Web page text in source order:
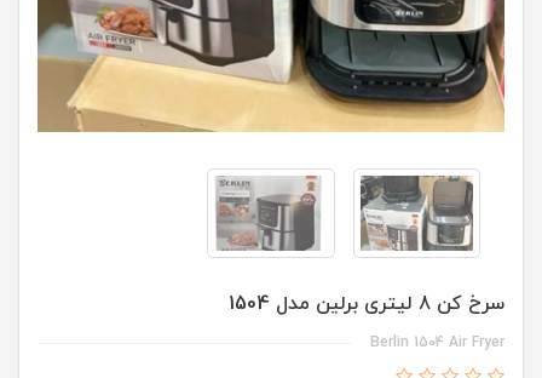
سرخ کن 8 لیتری برلین مدل 1504
Berlin 1504 Air Fryer